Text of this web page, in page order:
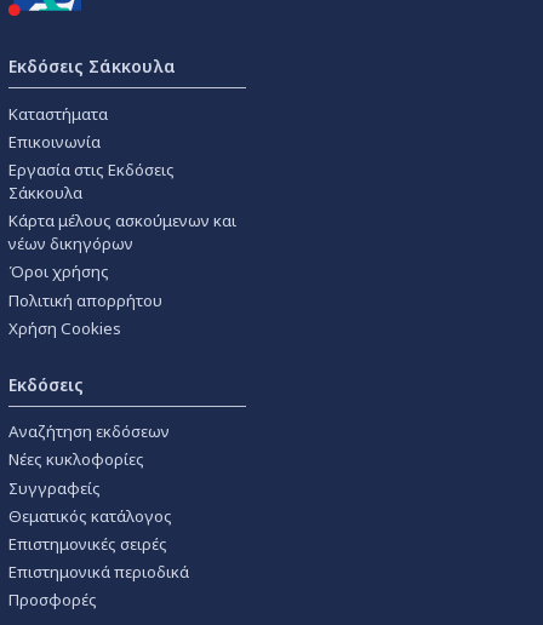
Εκδόσεις Σάκκουλα
Καταστήματα
Επικοινωνία
Εργασία στις Εκδόσεις
Σάκκουλα
Κάρτα μέλους ασκούμενων και
νέων δικηγόρων
Όροι χρήσης
Πολιτική απορρήτου
Χρήση Cookies
Εκδόσεις
Αναζήτηση εκδόσεων
Νέες κυκλοφορίες
Συγγραφείς
Θεματικός κατάλογος
Επιστημονικές σειρές
Επιστημονικά περιοδικά
Προσφορές